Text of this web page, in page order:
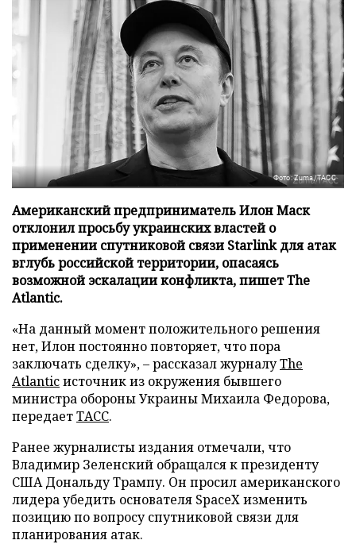
Фото: Zuma/ТАСС
Американский предприниматель Илон Маск
отклонил просьбу украинских властей о
применении спутниковой связи Starlink для атак
вглубь российской территории, опасаясь
возможной эскалации конфликта, пишет The
Atlantic.
«На данный момент положительного решения
нет, Илон постоянно повторяет, что пора
заключать сделку», – рассказал журналуThe
Atlanticисточник из окружения бывшего
министра обороны Украины Михаила Федорова,
передаетТАСС.
Ранее журналисты издания отмечали, что
Владимир Зеленский обращался к президенту
США Дональду Трампу. Он просил американского
лидера убедить основателя SpaceX изменить
позицию по вопросу спутниковой связи для
планирования атак.